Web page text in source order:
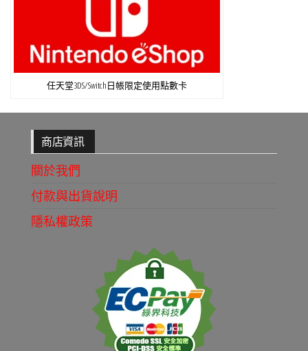
任天堂3DS/Switch日帳限定使用點數卡
商店資訊
關於我們
付款與出貨說明
隱私權政策